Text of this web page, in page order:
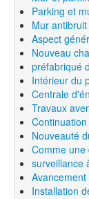
Parking et
Mur antibruit
Aspect
Nouveau
préfabriqué
Intérieur du
Centrale
Travaux
Nouveauté
Comme une
surveillance
Installation